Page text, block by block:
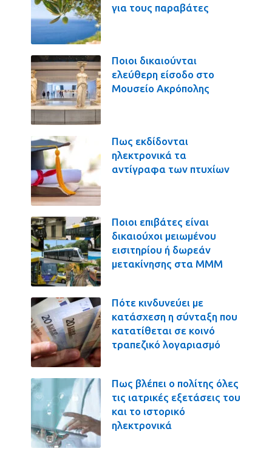
για τους παραβάτες
Ποιοι δικαιούνται
ελεύθερη είσοδο στο
Μουσείο Ακρόπολης
Πως εκδίδονται
ηλεκτρονικά τα
αντίγραφα των πτυχίων
Ποιοι επιβάτες είναι
δικαιούχοι μειωμένου
εισιτηρίου ή δωρεάν
μετακίνησης στα ΜΜΜ
Πότε κινδυνεύει με
κατάσχεση η σύνταξη που
κατατίθεται σε κοινό
τραπεζικό λογαριασμό
Πως βλέπει ο πολίτης όλες
τις ιατρικές εξετάσεις του
και το ιστορικό
ηλεκτρονικά